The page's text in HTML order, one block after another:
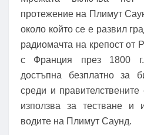
протежение на Плимут
около който се е развил
радиомачта на крепост от
с Франция през 1800
достъпна безплатно за
среди и
използва за тестване и
водите на Плимут Саунд.